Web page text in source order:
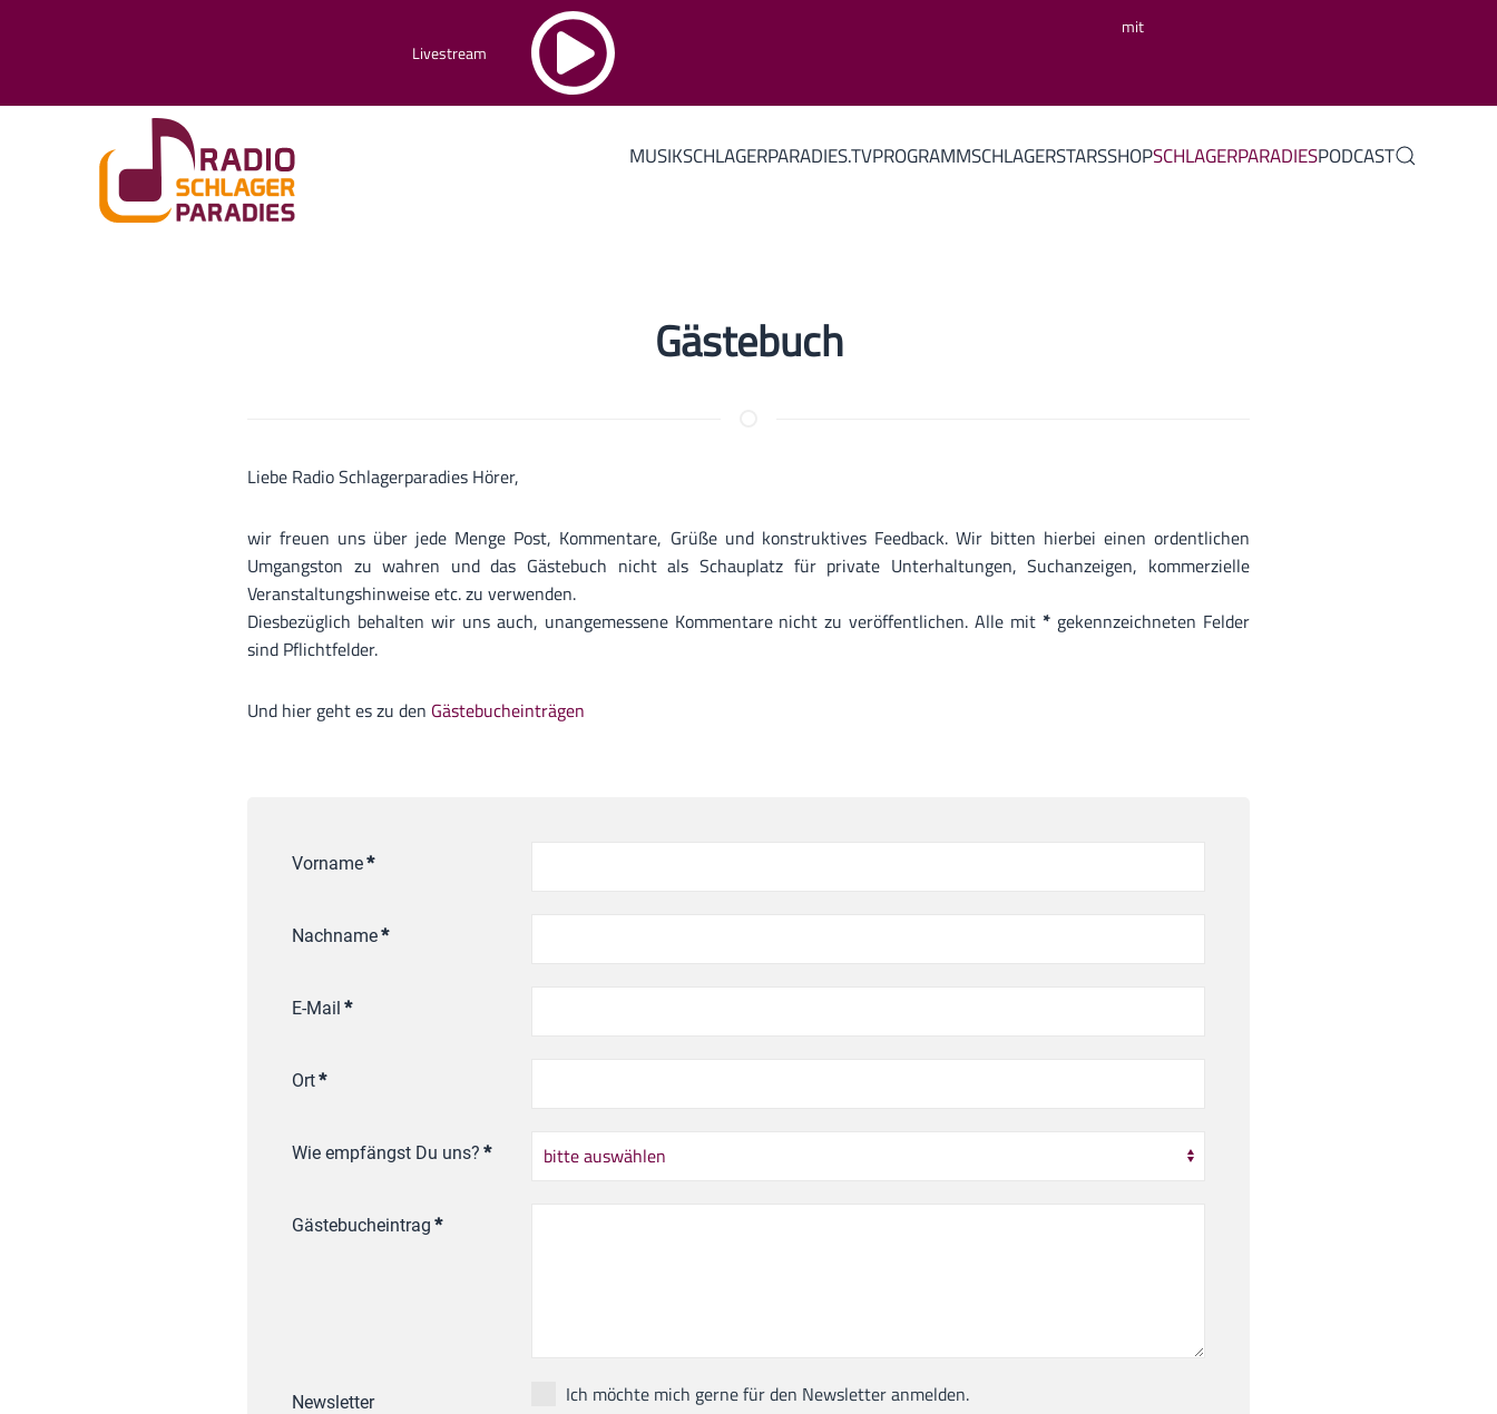
Livestream
mit
MUSIKSCHLAGERPARADIES.TVPROGRAMMSCHLAGERSTARSSHOPSCHLAGERPARADIESPODCAST
Gästebuch
Liebe Radio Schlagerparadies Hörer,
wir freuen uns über jede Menge Post, Kommentare, Grüße und konstruktives Feedback. Wir bitten hierbei einen ordentlichen
Umgangston zu wahren und das Gästebuch nicht als Schauplatz für private Unterhaltungen, Suchanzeigen, kommerzielle
Veranstaltungshinweise etc. zu verwenden.
Diesbezüglich behalten wir uns auch, unangemessene Kommentare nicht zu veröffentlichen. Alle mit * gekennzeichneten Felder
sind Pflichtfelder.
Und hier geht es zu den Gästebucheinträgen
Vorname*
Nachname*
E-Mail *
Ort*
Wie empfängst Du uns? *
Gästebucheintrag *
Newsletter Ich möchte mich gerne für den Newsletter anmelden.